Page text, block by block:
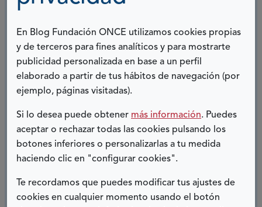
En Blog Fundación ONCE utilizamos cookies propias
y de terceros para fines analíticos y para mostrarte
publicidad personalizada en base a un perfil
elaborado a partir de tus hábitos de navegación (por
ejemplo, páginas visitadas).
Si lo desea puede obtener más información. Puedes
aceptar o rechazar todas las cookies pulsando los
botones inferiores o personalizarlas a tu medida
haciendo clic en "configurar cookies".
Te recordamos que puedes modificar tus ajustes de
cookies en cualquier momento usando el botón
más sencillas. Estoy impaciente por conocer este año
Esther Ramiro
COMPARTIR:
Twitter
Facebook
LinkedIn
Telegram